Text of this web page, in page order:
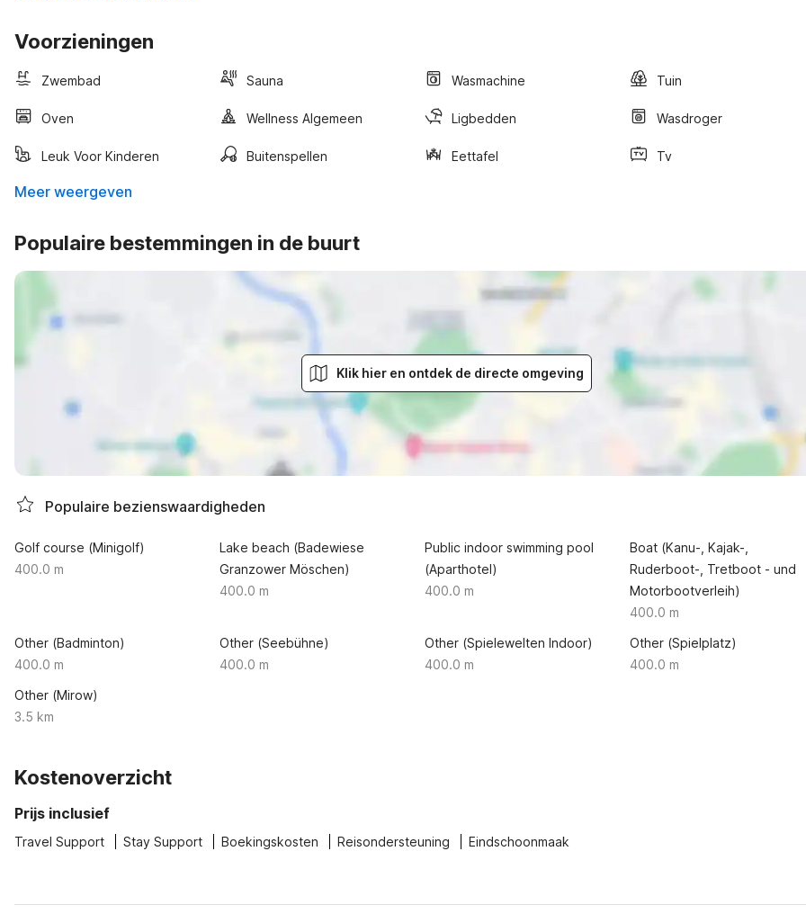
Voorzieningen
Zwembad Sauna Wasmachine Tuin
Oven Wellness Algemeen Ligbedden Wasdroger
Leuk Voor Kinderen Buitenspellen Eettafel Tv
Meer weergeven
Populaire bestemmingen in de buurt
Klik hier en ontdek de directe omgeving
Populaire bezienswaardigheden
Golf course (Minigolf)
400.0 m
Lake beach (Badewiese
Granzower Möschen)
400.0 m
Public indoor swimming pool
(Aparthotel)
400.0 m
Boat (Kanu-, Kajak-,
Ruderboot-, Tretboot - und
Motorbootverleih)
400.0 m
Other (Badminton)
400.0 m
Other (Seebühne)
400.0 m
Other (Spielewelten Indoor)
400.0 m
Other (Spielplatz)
400.0 m
Other (Mirow)
3.5 km
Kostenoverzicht
Prijs inclusief
Travel Support Stay Support Boekingskosten Reisondersteuning Eindschoonmaak